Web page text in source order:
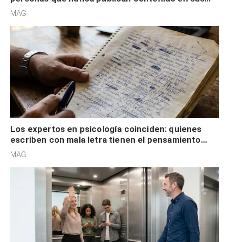
redes sociales no pretenden buscar validación
MAG.
Los expertos en psicología coinciden: quienes
escriben con mala letra tienen el pensamiento
acelerado y no lo hacen por desinterés
MAG.